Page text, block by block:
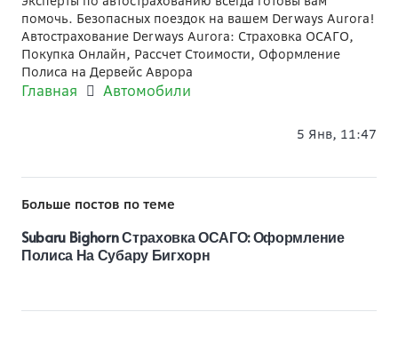
помочь. Безопасных поездок на вашем Derways Aurora!
Автострахование Derways Aurora: Страховка ОСАГО,
Покупка Онлайн, Рассчет Стоимости, Оформление
Полиса на Дервейс Аврора
Главная Автомобили
5 Янв, 11:47
Больше постов по теме
Subaru Bighorn Страховка ОСАГО: Оформление
Полиса На Субару Бигхорн